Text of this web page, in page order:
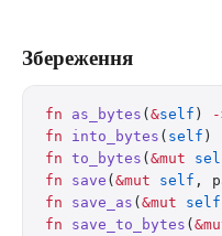
Збереження
fn as_bytes ( &self )
fn into_bytes ( self )
fn to_bytes ( &mut
fn save ( &mut self ,
fn save_as ( &mut self
fn save_to_bytes (